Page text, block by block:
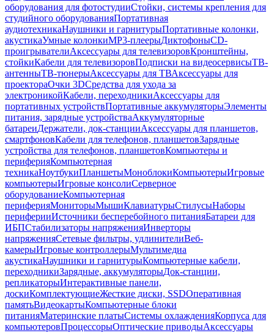
оборудования для фотостудииСтойки, системы крепления для
студийного оборудованияПортативная
аудиотехникаНаушники и гарнитурыПортативные колонки,
акустикаУмные колонкиMP3-плеерыДиктофоныCD-
проигрывателиАксессуары для телевизоровКронштейны,
стойкиКабели для телевизоровПодписки на видеосервисыТВ-
антенныТВ-тюнерыАксессуары для ТВАксессуары для
проектораОчки 3DСредства для ухода за
электроникойКабели, переходникиАксессуары для
портативных устройствПортативные аккумуляторыЭлементы
питания, зарядные устройстваАккумуляторные
батареиДержатели, док-станцииАксессуары для планшетов,
смартфоновКабели для телефонов, планшетовЗарядные
устройства для телефонов, планшетовКомпьютеры и
периферияКомпьютерная
техникаНоутбукиПланшетыМоноблокиКомпьютерыИгровые
компьютерыИгровые консолиСерверное
оборудованиеКомпьютерная
периферияМониторыМышиКлавиатурыСтилусыНаборы
периферииИсточники бесперебойного питанияБатареи для
ИБПСтабилизаторы напряженияИнверторы
напряженияСетевые фильтры, удлинителиВеб-
камерыИгровые контроллерыМультимедиа
акустикаНаушники и гарнитурыКомпьютерные кабели,
переходникиЗарядные, аккумуляторыДок-станции,
репликаторыИнтерактивные панели,
доскиКомплектующиеЖесткие диски, SSDОперативная
памятьВидеокартыКомпьютерные блоки
питанияМатеринские платыСистемы охлажденияКорпуса для
компьютеровПроцессорыОптические приводыАксессуары